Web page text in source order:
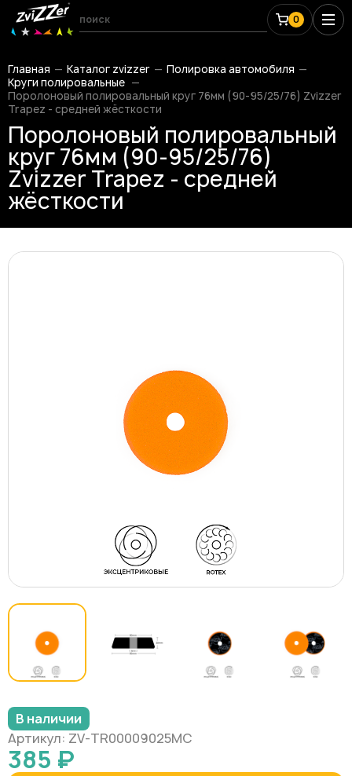
0
Главная Каталог zvizzer
Полировка автомобиля
Круги полировальные
Поролоновый полировальный круг 76мм (90-95/25/76) Zvizzer
Trapez - средней жёсткости
Поролоновый полировальный
круг 76мм (90-95/25/76)
Zvizzer Trapez - средней
жёсткости
В наличии
Артикул: ZV-TR00009025MC
385 ₽